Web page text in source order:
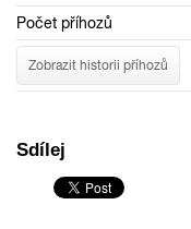
Počet příhozů
Zobrazit historii příhozů
Sdílej